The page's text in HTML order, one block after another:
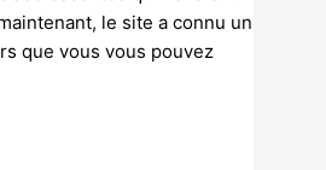
le site a connu un
que vous vous pouvez